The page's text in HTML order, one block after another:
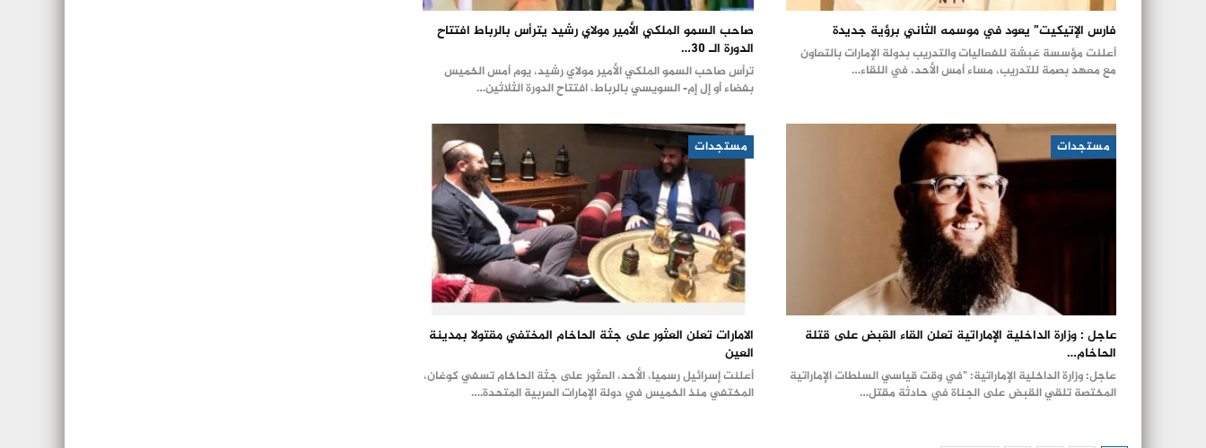
فارس الإتيكيت” يعود في موسمه الثاني برؤية جديدة
أعلنت مؤسسة غبشة للفعاليات والتدريب بدولة الإمارات بالتعاون
مع معهد بصمة للتدريب، مساء أمس الأحد، في اللقاء…
صاحب السمو الملكي الأمير مولاي رشيد يترأس بالرباط افتتاح
الدورة الـ 30…
ترأس صاحب السمو الملكي الأمير مولاي رشيد، يوم أمس الخميس
بفضاء أو إل إم- السويسي بالرباط، افتتاح الدورة الثلاثين…
مستجدات
عاجل : وزارة الداخلية الإماراتية تعلن القاء القبض على قتلة
الحاخام…
عاجل: وزارة الداخلية الإماراتية: "في وقت قياسي السلطات الإماراتية
المختصة تلقي القبض على الجناة في حادثة مقتل…
مستجدات
الامارات تعلن العثور على جثة الحاخام المختفي مقتولا بمدينة
العين
أعلنت إسرائيل رسميا، الأحد، العثور على جثة الحاخام تسفي كوغان،
المختفي منذ الخميس في دولة الإمارات العربية المتحدة.…